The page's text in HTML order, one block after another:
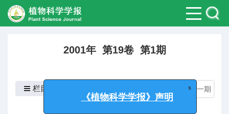
2001年 第19卷 第1期
下一期
栏目
《植物科学学报》声明